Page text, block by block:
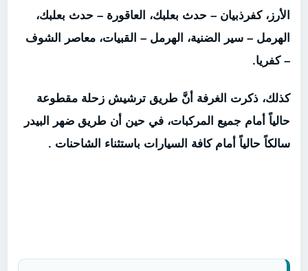
الأرز، كفرذبيان – حدث بعلبك، العاقورة – حدث بعلبك،
الهرمل – سير الضنية، الهرمل – القبيات، معاصر الشوف
– كفريا.
كذلك، ذكرت الغرفة أنَّ طريق ترشيش زحلة مقطوعة
حالياً أمام جميع المركبات، في حين أن طريق ضهر البيدر
سالكاً حالياً أمام كافة السيارات باستثناء الشاحنات .